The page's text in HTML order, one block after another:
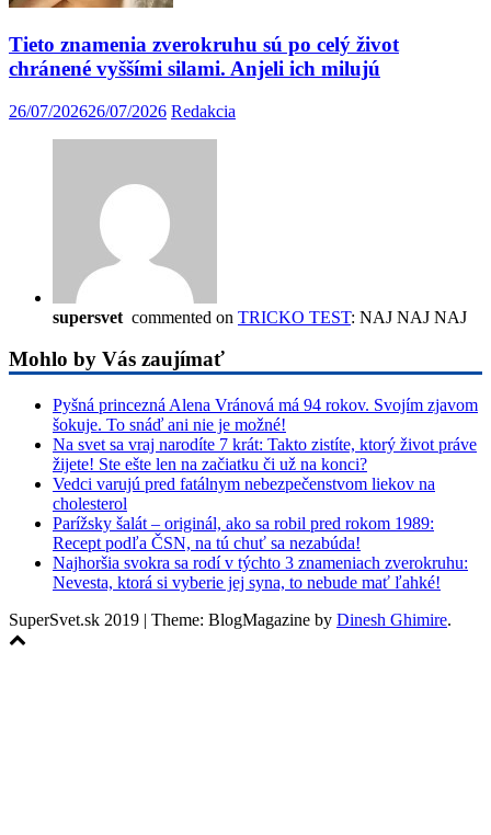
Tieto znamenia zverokruhu sú po celý život
chránené vyššími silami. Anjeli ich milujú
26/07/202626/07/2026 Redakcia
supersvet commented on TRICKO TEST: NAJ NAJ NAJ
Mohlo by Vás zaujímať
Pyšná princezná Alena Vránová má 94 rokov. Svojím zjavom
šokuje. To snáď ani nie je možné!
Na svet sa vraj narodíte 7 krát: Takto zistíte, ktorý život práve
žijete! Ste ešte len na začiatku či už na konci?
Vedci varujú pred fatálnym nebezpečenstvom liekov na
cholesterol
Parížsky šalát – originál, ako sa robil pred rokom 1989:
Recept podľa ČSN, na tú chuť sa nezabúda!
Najhoršia svokra sa rodí v týchto 3 znameniach zverokruhu:
Nevesta, ktorá si vyberie jej syna, to nebude mať ľahké!
SuperSvet.sk 2019 | Theme: BlogMagazine by Dinesh Ghimire.